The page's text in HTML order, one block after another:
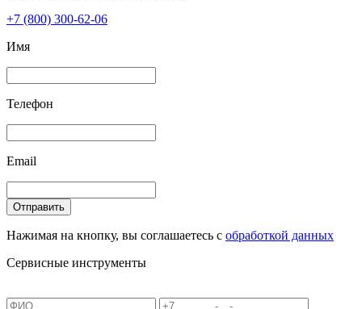
+7 (800) 300-62-06
Имя
Телефон
Email
Отправить
Нажимая на кнопку, вы соглашаетесь с обработкой данных
Сервисные инструменты